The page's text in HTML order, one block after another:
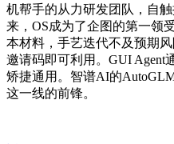
机帮手的从力研发团队，自
来，OS成为了企图的第一领
本材料，手艺迭代不及预期
邀请码即可利用。GUI Agent
矫捷通用。智谱AI的
这一线的前锋。